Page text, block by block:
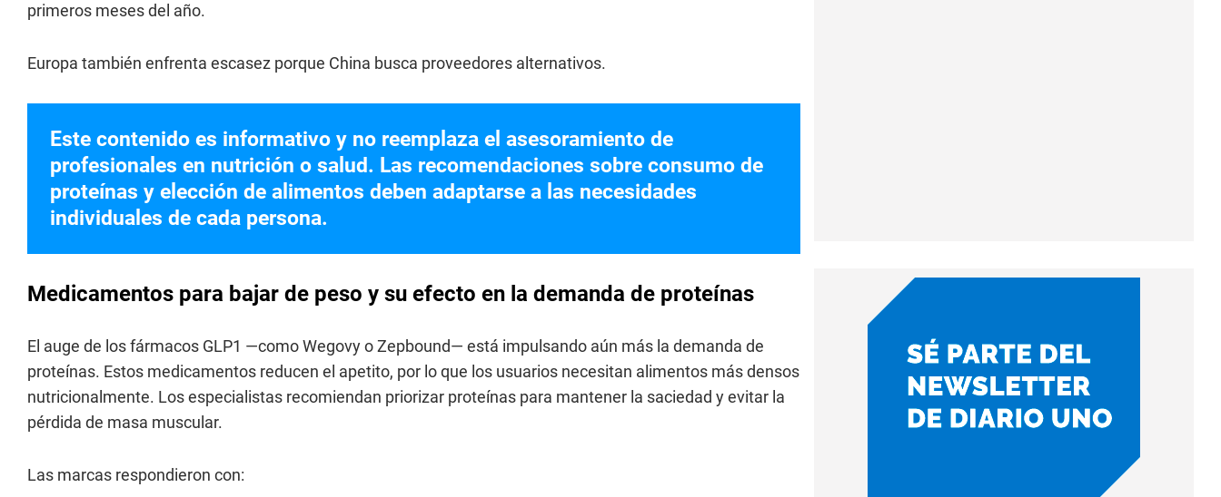
primeros meses del año.
Europa también enfrenta escasez porque China busca proveedores alternativos.
Este contenido es informativo y no reemplaza el asesoramiento de
profesionales en nutrición o salud. Las recomendaciones sobre consumo de
proteínas y elección de alimentos deben adaptarse a las necesidades
individuales de cada persona.
Medicamentos para bajar de peso y su efecto en la demanda de proteínas
El auge de los fármacos GLP1 —como Wegovy o Zepbound— está impulsando aún más la demanda de
proteínas. Estos medicamentos reducen el apetito, por lo que los usuarios necesitan alimentos más densos
nutricionalmente. Los especialistas recomiendan priorizar proteínas para mantener la saciedad y evitar la
pérdida de masa muscular.
Las marcas respondieron con: